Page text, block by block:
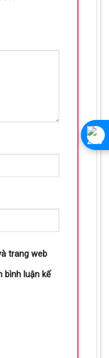
trang web
bình luận kế